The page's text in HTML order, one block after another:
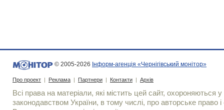
© 2005-2026 Інформ-агенція «Чернігівський монітор»
Про проект | Реклама | Партнери | Контакти | Архів
Всі права на матеріали, які містить цей сайт, охороняються у
законодавством України, в тому числі, про авторське право і